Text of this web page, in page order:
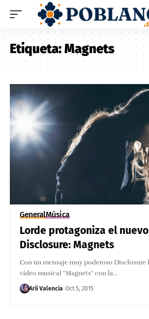
Etiqueta:Magnets
GeneralMúsica
Lorde protagoniza el
Disclosure: Magnets
Con un mensaje muy poderoso ​Disclosure
vídeo musical "Magnets" con la…
Arii Valencia Oct 5, 2015